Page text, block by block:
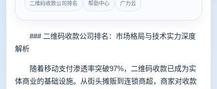
二维码收款公司排名 帮助中心 广力云
### 二维码收款公司排名：市场格局与技术实力深度
解析
随着移动支付渗透率突破97%，二维码收款已成为实
体商业的基础设施。从街头摊贩到连锁商超，商家对收款